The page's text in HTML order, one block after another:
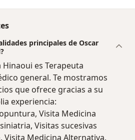
principales de Oscar
es Terapeuta
general. Te mostramos
que ofrece gracias a su
experiencia:
Visita Medicina
Visitas sucesivas
Visita Medicina Alternativa,